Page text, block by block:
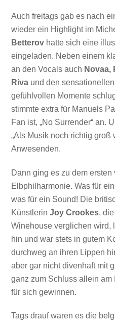
Auch freitags gab es nach
wieder ein Highlight im
Betterov hatte sich eine
eingeladen. Neben einem
an den Vocals auch Novaa,
Riva und den
gefühlvollen Momente
stimmte extra für Manuels
Fan ist, „No Surrender“ an.
„Als Musik noch richtig groß
Anwesenden.
Dann ging es zu dem
Elbphilharmonie. Was für
was für ein Sound! Die
KünstlerinJoy Crookes,
Winehouse verglichen wird,
hin und war stets in gutem
durchweg an ihren Lippen
aber gar nicht divenhaft mit
ganz zum Schluss allein
für sich gewinnen.
Tags drauf waren es die